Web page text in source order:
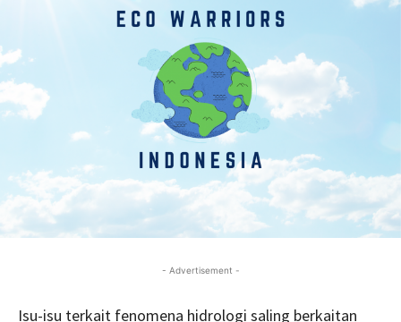
- Advertisement -
Isu-isu terkait fenomena hidrologi saling berkaitan